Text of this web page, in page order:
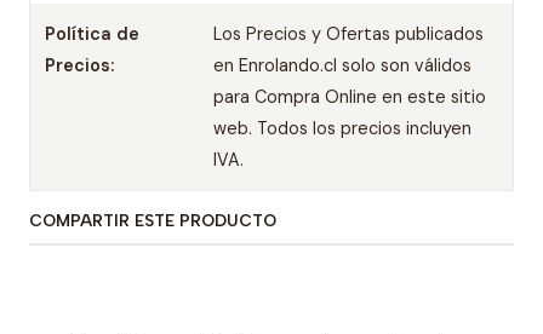
Política de
Precios:
Los Precios y Ofertas publicados
en Enrolando.cl solo son válidos
para Compra Online en este sitio
web. Todos los precios incluyen
IVA.
COMPARTIR ESTE PRODUCTO